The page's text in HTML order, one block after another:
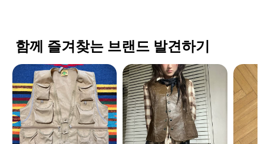
함께 즐겨찾는 브랜드 발견하기